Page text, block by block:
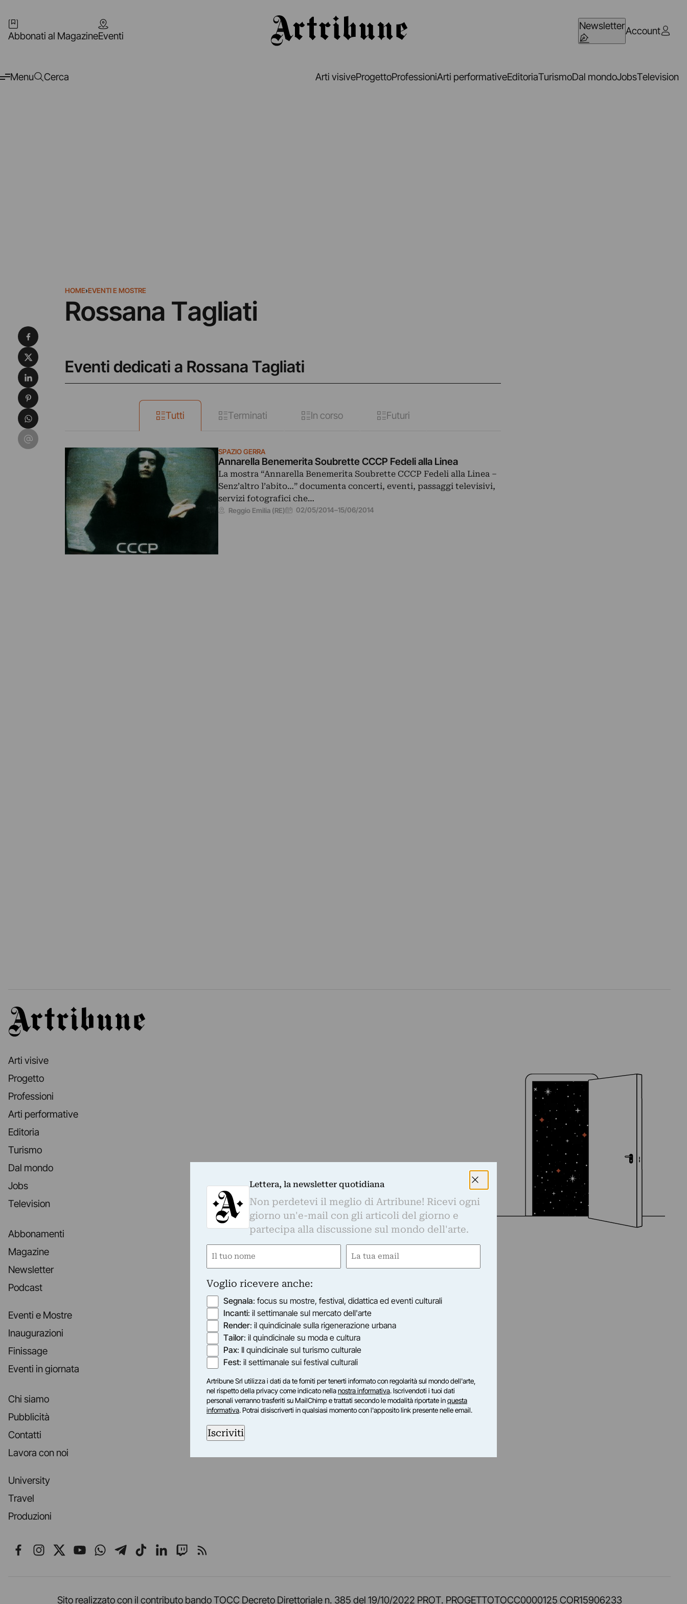
Abbonati al MagazineEventi
NewsletterAccount
Menu Cerca Arti visiveProgettoProfessioniArti performativeEditoriaTurismoDal mondoJobsTelevision
HOME›EVENTI E MOSTRE
Rossana Tagliati
Eventi dedicati a Rossana Tagliati
Tutti Terminati In corso Futuri
SPAZIO GERRA
Annarella Benemerita Soubrette CCCP Fedeli alla Linea
La mostra “Annarella Benemerita Soubrette CCCP Fedeli alla Linea –
Senz’altro l’abito…” documenta concerti, eventi, passaggi televisivi,
servizi fotografici che…
Reggio Emilia (RE) 02/05/2014–15/06/2014
Condividi su Facebook
Condividi su X
Condividi su LinkedIn
Condividi su Pinterest
Condividi su WhatsApp
Condividi su Email
Artribune
Arti visive
Progetto
Professioni
Arti performative
Editoria
Turismo
Dal mondo
Jobs
Television
Abbonamenti
Magazine
Newsletter
Podcast
Eventi e Mostre
Inaugurazioni
Finissage
Eventi in giornata
Chi siamo
Pubblicità
Contatti
Lavora con noi
University
Travel
Produzioni
Seguici su Facebook
Seguici su Instagram
Seguici su X
Seguici su YouTube
Seguici su WhatsApp
Seguici su Telegram
Seguici su TikTok
Seguici su LinkedIn
Seguici su Twitch
Seguici su Rss
Sito realizzato con il contributo bando TOCC Decreto Direttoriale n. 385 del 19/10/2022 PROT. PROGETTOTOCC0000125 COR15906233
Lettera, la newsletter quotidiana
Non perdetevi il meglio di Artribune! Ricevi ogni
giorno un'e-mail con gli articoli del giorno e
partecipa alla discussione sul mondo dell'arte.
Nome
Email
Voglio ricevere anche:
Segnala: focus su mostre, festival, didattica ed eventi culturali
Incanti: il settimanale sul mercato dell'arte
Render: il quindicinale sulla rigenerazione urbana
Tailor: il quindicinale su moda e cultura
Pax: Il quindicinale sul turismo culturale
Fest: il settimanale sui festival culturali
Artribune Srl utilizza i dati da te forniti per tenerti informato con regolarità sul mondo dell'arte,
nel rispetto della privacy come indicato nellanostra informativa. Iscrivendoti i tuoi dati
personali verranno trasferiti su MailChimp e trattati secondo le modalità riportate inquesta
informativa. Potrai disiscriverti in qualsiasi momento con l'apposito link presente nelle email.
Iscriviti